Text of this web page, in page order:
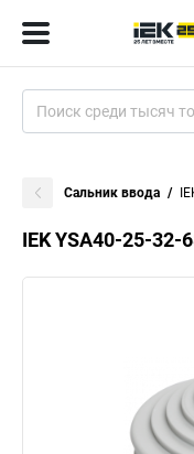
Сальник ввода
IEK YSA40-25-32-